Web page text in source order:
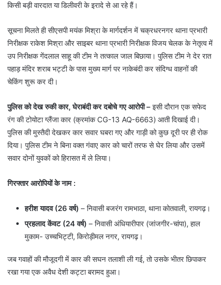
किसी बड़ी वारदात या डिलीवरी के इरादे से आ रहे हैं।
​सूचना मिलते ही सीएसपी मयंक मिश्रा के मार्गदर्शन में चक्रधरनगर थाना प्रभारी
निरीक्षक राकेश मिश्रा और साइबर थाना प्रभारी निरीक्षक विजय चेलक के नेतृत्व में
उप निरीक्षक गेंदलाल साहू की टीम ने तत्काल जाल बिछाया। पुलिस टीम ने देर रात
पहाड़ मंदिर शराब भट्टी के पास मुख्य मार्ग पर नाकेबंदी कर संदिग्ध वाहनों की
चेकिंग शुरू कर दी।
पुलिस को देख रुकी कार, घेराबंदी कर दबोचे गए आरोपी –इसी दौरान एक सफेद
रंग की टोयोटा ग्लैंजा कार (क्रमांक CG-13 AQ-6663) आती दिखाई दी।
पुलिस की मुस्तैदी देखकर कार सवार घबरा गए और गाड़ी को कुछ दूरी पर ही रोक
दिया। पुलिस टीम ने बिना वक्त गंवाए कार को चारों तरफ से घेर लिया और उसमें
सवार दोनों युवकों को हिरासत में ले लिया।
गिरफ्तार आरोपियों के नाम :
हरीश यादव (26 वर्ष) – निवासी बजरंग रामभाठा, थाना कोतवाली, रायगढ़।
प्रहलाद केंवट (24 वर्ष) – निवासी अंधियारीपार (जांजगीर-चांपा), हाल
मुकाम- उच्चभिट्टी, किरोड़ीमल नगर, रायगढ़।
​जब गवाहों की मौजूदगी में कार की सघन तलाशी ली गई, तो उसके भीतर छिपाकर
रखा गया एक अवैध देशी कट्टा बरामद हुआ।